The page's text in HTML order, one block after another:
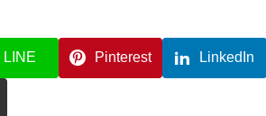
LINE Pinterest LinkedIn